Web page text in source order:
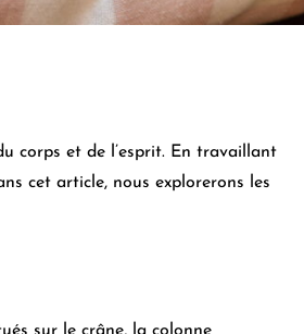
corps et de l’esprit. En travaillant
cet article, nous explorerons les